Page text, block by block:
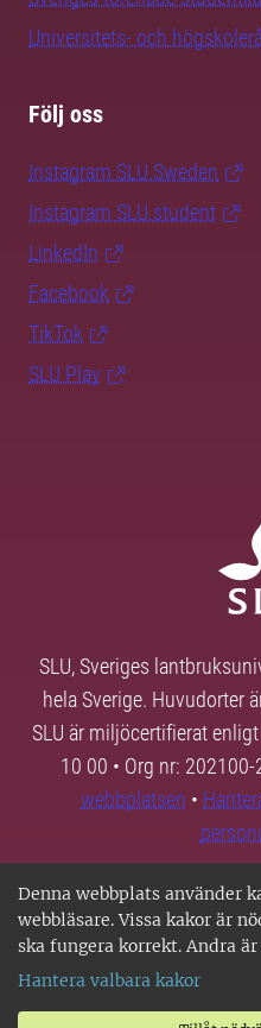
Denna webbplats använder
webbläsare. Vissa kakor är
ska fungera korrekt. Andra är
Hantera valbara kakor
Universitets- och
Följ oss
Instagram SLU.Sweden
Instagram SLU.student
LinkedIn
Facebook
TikTok
SLU Play
SLU, Sveriges
hela Sverige. Huvudorter
SLU är miljöcertifierat
10 00 • Org nr: 202100-
webbplatsen •